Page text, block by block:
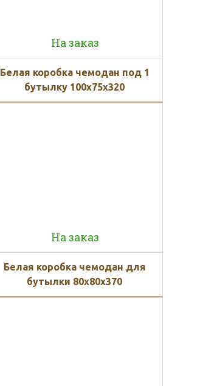
На заказ
Белая коробка чемодан под 1
бутылку 100х75х320
На заказ
Белая коробка чемодан для
бутылки 80x80x370